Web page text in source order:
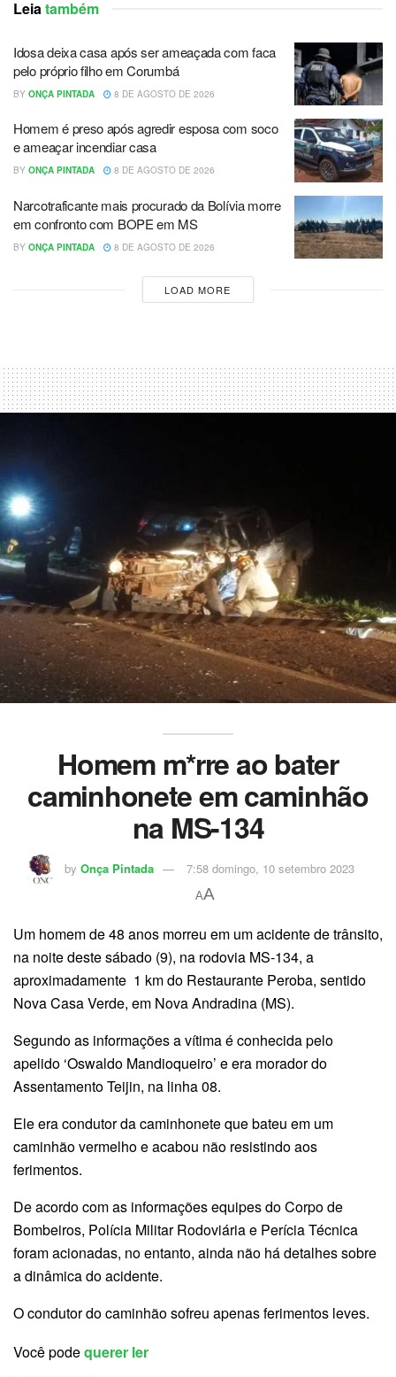
Leiatambém
Idosa deixa casa após ser ameaçada com faca
pelo próprio filho em Corumbá
BY ONÇA PINTADA 8 DE AGOSTO DE 2026
Homem é preso após agredir esposa com soco
e ameaçar incendiar casa
BY ONÇA PINTADA 8 DE AGOSTO DE 2026
Narcotraficante mais procurado da Bolívia morre
em confronto com BOPE em MS
BY ONÇA PINTADA 8 DE AGOSTO DE 2026
LOAD MORE
Homem m*rre ao bater
caminhonete em caminhão
na MS-134
by Onça Pintada 7:58 domingo, 10 setembro 2023
AA
Um homem de 48 anos morreu em um acidente de trânsito,
na noite deste sábado (9), na rodovia MS-134, a
aproximadamente 1 km do Restaurante Peroba, sentido
Nova Casa Verde, em Nova Andradina (MS).
Segundo as informações a vítima é conhecida pelo
apelido ‘Oswaldo Mandioqueiro’ e era morador do
Assentamento Teijin, na linha 08.
Ele era condutor da caminhonete que bateu em um
caminhão vermelho e acabou não resistindo aos
ferimentos.
De acordo com as informações equipes do Corpo de
Bombeiros, Polícia Militar Rodoviária e Perícia Técnica
foram acionadas, no entanto, ainda não há detalhes sobre
a dinâmica do acidente.
O condutor do caminhão sofreu apenas ferimentos leves.
Você podequerer ler